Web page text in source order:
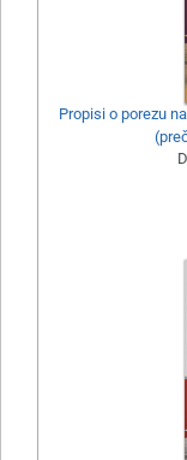
Propisi o porezu